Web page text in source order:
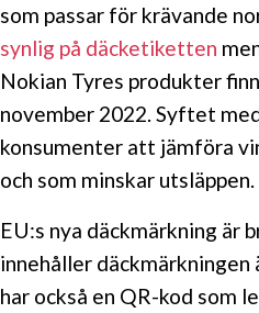
som passar för krävande
synlig på däcketiketten
Nokian Tyres produkter
november 2022. Syftet
konsumenter att jämföra
och som minskar utsläppen.
EU:s nya däckmärkning är
innehåller
har också en QR-kod som